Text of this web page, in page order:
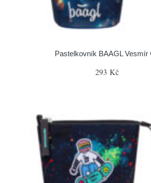
Pastelkovník BAAGL Vesmír
293 Kč